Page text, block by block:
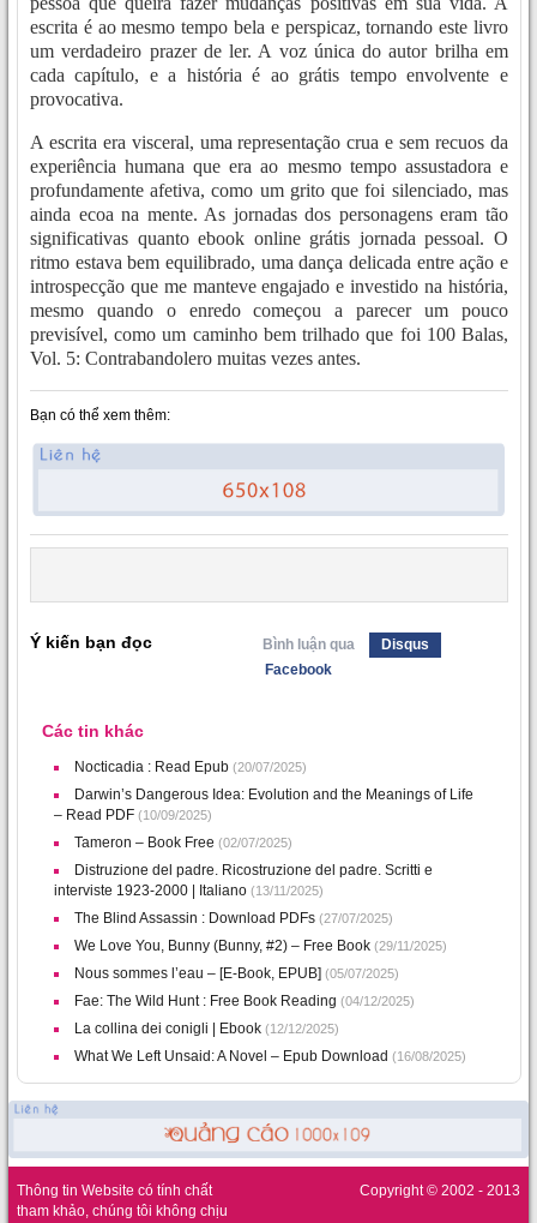
escrita é ao mesmo tempo bela e perspicaz, tornando este livro
um verdadeiro prazer de ler. A voz única do autor brilha em
cada capítulo, e a história é ao grátis tempo envolvente e
provocativa.
A escrita era visceral, uma representação crua e sem recuos da
experiência humana que era ao mesmo tempo assustadora e
profundamente afetiva, como um grito que foi silenciado, mas
ainda ecoa na mente. As jornadas dos personagens eram tão
significativas quanto ebook online grátis jornada pessoal. O
ritmo estava bem equilibrado, uma dança delicada entre ação e
introspecção que me manteve engajado e investido na história,
mesmo quando o enredo começou a parecer um pouco
previsível, como um caminho bem trilhado que foi 100 Balas,
Vol. 5: Contrabandolero muitas vezes antes.
Bạn có thể xem thêm:
Ý kiến bạn đọc Bình luận qua
Disqus
Facebook
Các tin khác
Nocticadia : Read Epub (20/07/2025)
Darwin’s Dangerous Idea: Evolution and the Meanings of Life
– Read PDF (10/09/2025)
Tameron – Book Free (02/07/2025)
Distruzione del padre. Ricostruzione del padre. Scritti e
interviste 1923-2000 | Italiano (13/11/2025)
The Blind Assassin : Download PDFs (27/07/2025)
We Love You, Bunny (Bunny, #2) – Free Book (29/11/2025)
Nous sommes l’eau – [E-Book, EPUB] (05/07/2025)
Fae: The Wild Hunt : Free Book Reading (04/12/2025)
La collina dei conigli | Ebook (12/12/2025)
What We Left Unsaid: A Novel – Epub Download (16/08/2025)
Thông tin Website có tính chất
tham khảo, chúng tôi không chịu
Copyright © 2002 - 2013